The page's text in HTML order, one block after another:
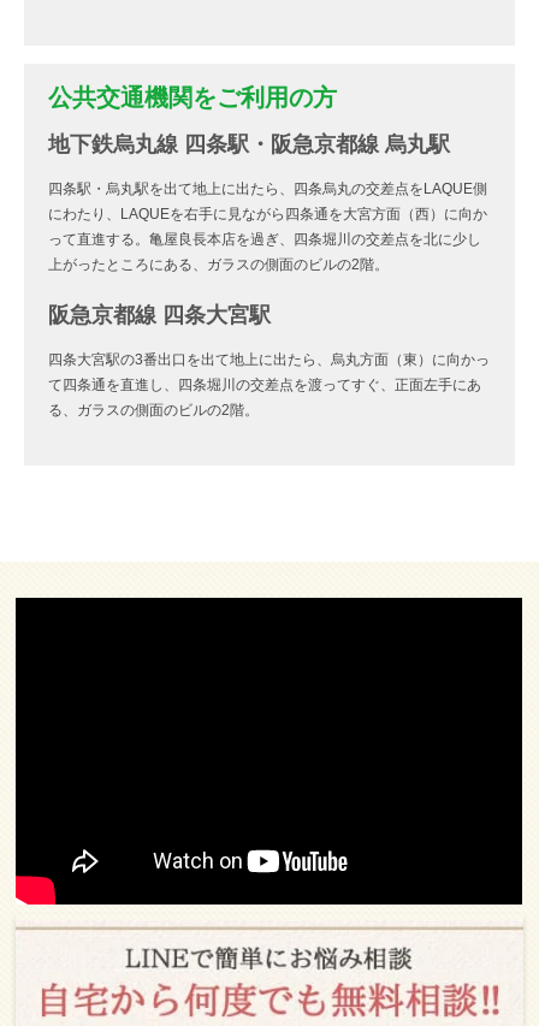
公共交通機関をご利用の方
地下鉄烏丸線 四条駅・阪急京都線 烏丸駅
四条駅・烏丸駅を出て地上に出たら、四条烏丸の交差点をLAQUE側
にわたり、LAQUEを右手に見ながら四条通を大宮方面（西）に向か
って直進する。亀屋良長本店を過ぎ、四条堀川の交差点を北に少し
上がったところにある、ガラスの側面のビルの2階。
阪急京都線 四条大宮駅
四条大宮駅の3番出口を出て地上に出たら、烏丸方面（東）に向かっ
て四条通を直進し、四条堀川の交差点を渡ってすぐ、正面左手にあ
る、ガラスの側面のビルの2階。